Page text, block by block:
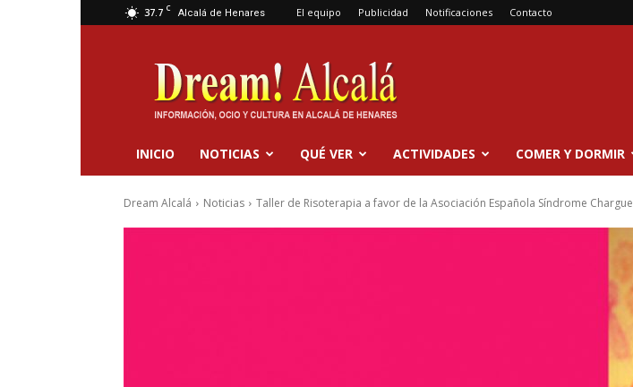
37.7 C Alcalá de Henares El equipo Publicidad Notificaciones Contacto
Dream
Alcalá
INICIO NOTICIAS QUÉ VER ACTIVIDADES COMER Y DORMIR
Dream Alcalá Noticias Taller de Risoterapia a favor de la Asociación Española Síndrome Chargue